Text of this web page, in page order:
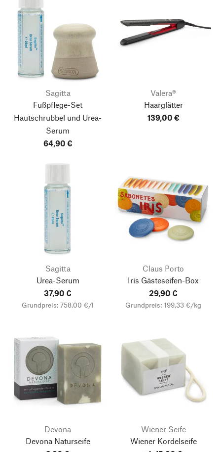
Sagitta
Fußpflege-Set
Hautschrubbel und Urea-
Serum
64,90 €
Valera®
Haarglätter
139,00 €
Sagitta
Urea-Serum
37,90 €
Grundpreis: 758,00 €/l
Claus Porto
Iris Gästeseifen-Box
29,90 €
Grundpreis: 199,33 €/kg
Devona
Devona Naturseife
Wiener Seife
Wiener Kordelseife